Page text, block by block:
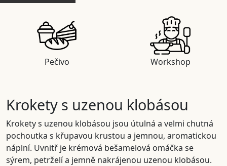
Pečivo Workshop
Krokety s uzenou klobásou
Krokety s uzenou klobásou jsou útulná a velmi chutná
pochoutka s křupavou krustou a jemnou, aromatickou
náplní. Uvnitř je krémová bešamelová omáčka se
sýrem, petrželí a jemně nakrájenou uzenou klobásou.